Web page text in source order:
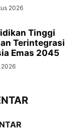
2026
Tinggi
Terintegrasi
Emas 2045
2026